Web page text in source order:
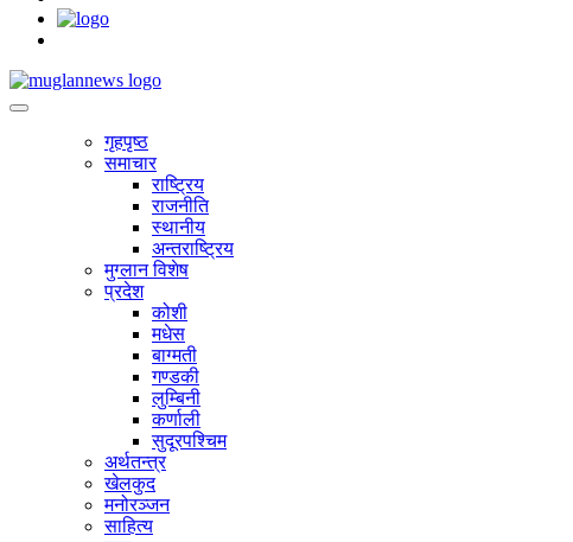
गृहपृष्ठ
समाचार
राष्ट्रिय
राजनीति
स्थानीय
अन्तराष्ट्रिय
मुग्लान विशेष
प्रदेश
कोशी
मधेस
बाग्मती
गण्डकी
लुम्बिनी
कर्णाली
सुदूरपश्चिम
अर्थतन्त्र
खेलकुद
मनोरञ्जन
साहित्य